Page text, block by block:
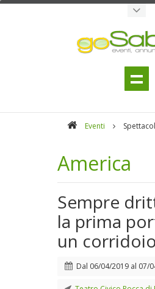
Eventi
America
Sempre
la prima
un corridoio
Dal 06/04/2019 al 07/